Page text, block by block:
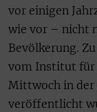
vor einigen
wie vor – nicht
Bevölkerung.
vom Institut für
Mittwoch in der
veröffentlicht